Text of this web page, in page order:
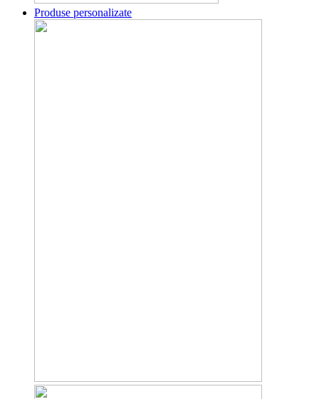
Produse personalizate